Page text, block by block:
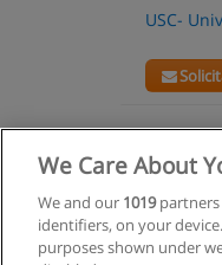
USC-
We Care About
We and our 1019partners
identifiers, on your
purposes shown under